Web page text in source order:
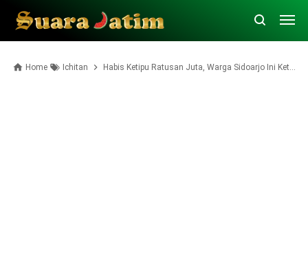
Home Ichitan Habis Ketipu Ratusan Juta, Warga Sidoarjo Ini Ketiban Rezeki Nomplok dari Ichitan